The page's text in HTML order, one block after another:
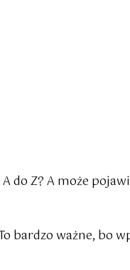
do Z? A może
bardzo ważne, bo